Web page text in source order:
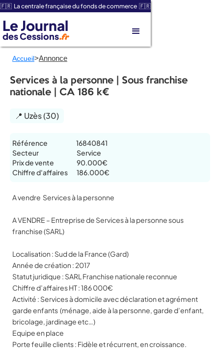
🇫🇷 La centrale française du fonds de commerce 🇫🇷
Le Journal
des Cessions.fr
Accueil>Annonce
Services à la personne | Sous franchise
nationale | CA 186 k€
📍 Uzès (30)
Référence
Secteur
Prix de vente
Chiffre d'affaires
16840841
Service
90.000€
186.000€
A vendre Services à la personne
A VENDRE – Entreprise de Services à la personne sous
franchise (SARL)
Localisation : Sud de la France (Gard)
Année de création : 2017
Statut juridique : SARL Franchise nationale reconnue
Chiffre d’affaires HT : 186 000€
Activité : Services à domicile avec déclaration et agrément
garde enfants (ménage, aide à la personne, garde d’enfant,
bricolage, jardinage etc…)
Equipe en place
Porte feuille clients : Fidèle et récurrent, en croissance.